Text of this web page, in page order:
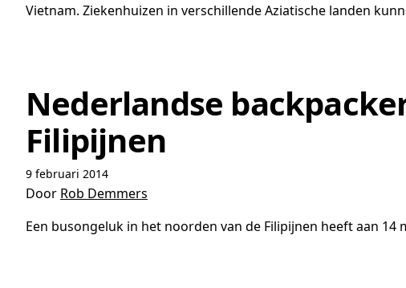
Vietnam. Ziekenhuizen in verschillende Aziatische landen
Nederlandse
Filipijnen
9 februari 2014
Door Rob Demmers
Een busongeluk in het noorden van de Filipijnen heeft aan